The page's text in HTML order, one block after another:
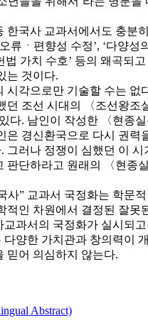
한국사 교과서에서도 충분
류ㆍ편향성 수정’, ‘다양성
법 가치 수호’ 등의 왜곡되
는 것이다.
시각으로만 기술할 수는 없
던 조선 시대의 〈조선왕조
다. 남인이 작성한 〈현종
은 경신환국으로 다시 권력
그러나 정쟁이 심했던 이 시
판단하라고 원래의 〈현종
사” 교과서 국정화는 학문
적인 차원에서 결정된 잘못
교과서의 국정화가 실시되
다양한 가치관과 창의력이
믿어 의심하지 않는다.
Abstract)